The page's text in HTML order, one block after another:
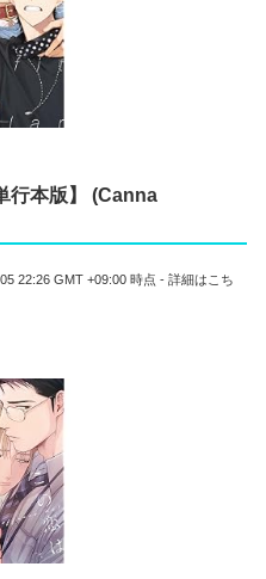
行本版】 (Canna
22:26 GMT +09:00 時点 -詳細はこち